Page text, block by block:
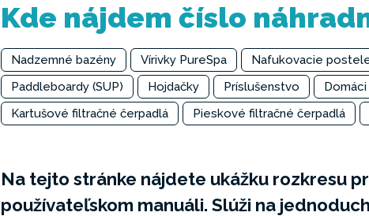
Kde nájdem číslo
Nadzemné bazény Vírivky PureSpa Nafukovacie
Paddleboardy (SUP)
Hojdačky Príslušenstvo
Kartušové filtračné čerpadlá
Pieskové filtračné čerpadlá
Na tejto stránke nájdete ukážku rozkresu
používateľskom manuáli. Slúži na